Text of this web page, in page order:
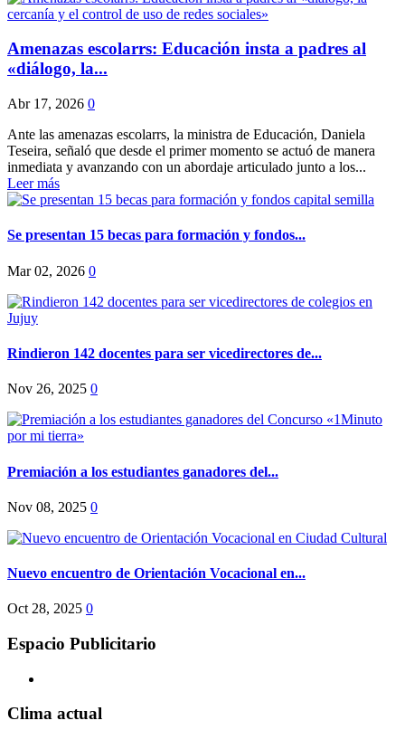
Amenazas escolarrs: Educación insta a padres al
«diálogo, la...
Abr 17, 2026 0
Ante las amenazas escolarrs, la ministra de Educación, Daniela
Teseira, señaló que desde el primer momento se actuó de manera
inmediata y avanzando con un abordaje articulado junto a los...
Leer más
Se presentan 15 becas para formación y fondos...
Mar 02, 2026 0
Rindieron 142 docentes para ser vicedirectores de...
Nov 26, 2025 0
Premiación a los estudiantes ganadores del...
Nov 08, 2025 0
Nuevo encuentro de Orientación Vocacional en...
Oct 28, 2025 0
Espacio Publicitario
Clima actual